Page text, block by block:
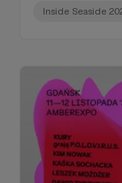
Inside Seaside